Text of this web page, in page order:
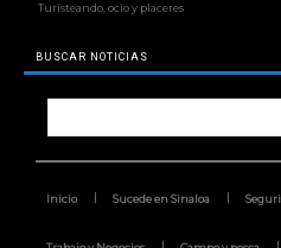
Turisteando, ocio y placeres
BUSCAR NOTICIAS
Inicio Sucede en Sinaloa